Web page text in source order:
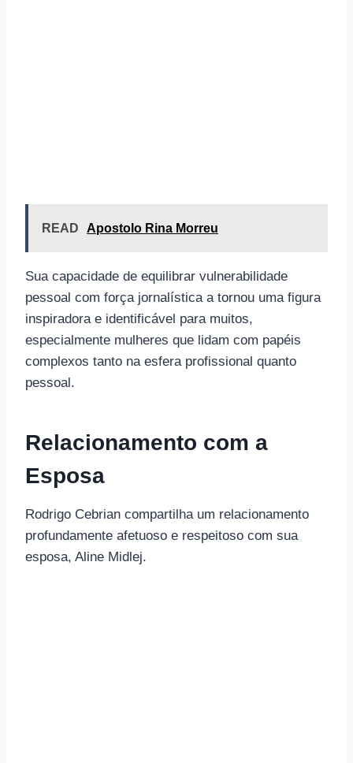
READ Apostolo Rina Morreu
Sua capacidade de equilibrar vulnerabilidade
pessoal com força jornalística a tornou uma figura
inspiradora e identificável para muitos,
especialmente mulheres que lidam com papéis
complexos tanto na esfera profissional quanto
pessoal.
Relacionamento com a
Esposa
Rodrigo Cebrian compartilha um relacionamento
profundamente afetuoso e respeitoso com sua
esposa, Aline Midlej.